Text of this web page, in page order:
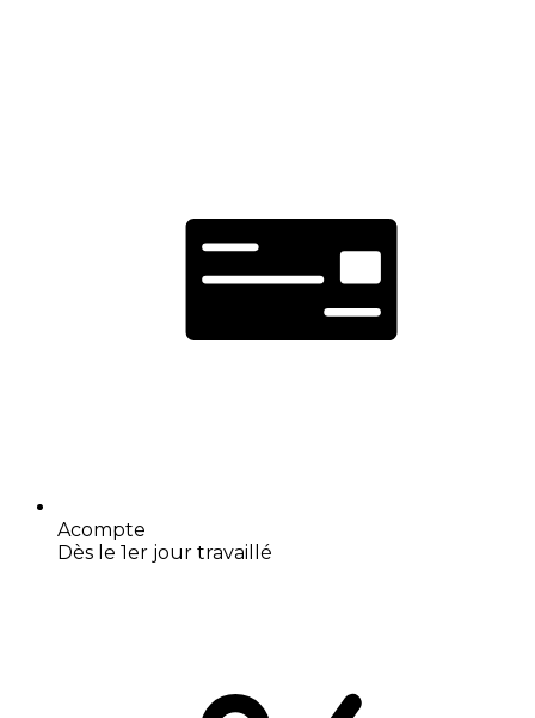
Acompte
Dès le 1er jour travaillé